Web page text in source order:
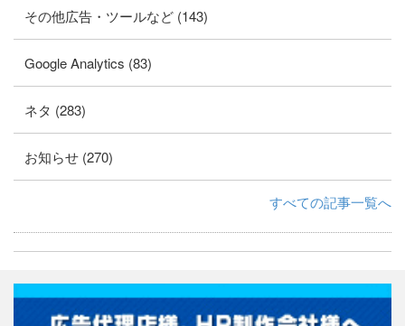
その他広告・ツールなど (143)
Google Analytics (83)
ネタ (283)
お知らせ (270)
すべての記事一覧へ